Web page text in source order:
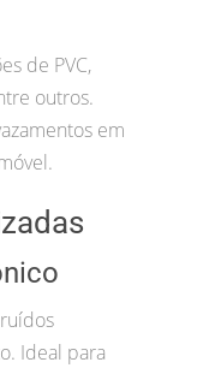
de PVC,
outros.
em
Ideal para